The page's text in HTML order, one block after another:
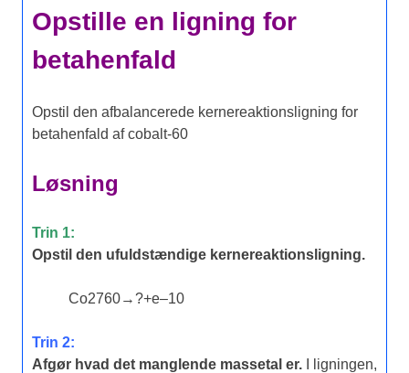
Opstille en ligning for
betahenfald
Opstil den afbalancerede kernereaktionsligning for
betahenfald af cobalt-60
Løsning
Trin 1:
Opstil den ufuldstændige kernereaktionsligning.
Co2760→?+e–10
Trin 2:
Afgør hvad det manglende massetal er.I ligningen,